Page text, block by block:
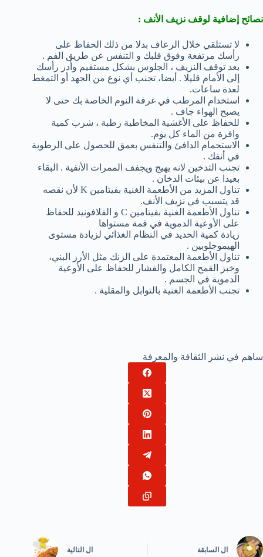
نصائح إضافية لوقف نزيف الأنف :
لا تستلقي خلال الرعاف بدلا من ذلك الحفاظ على
رأسك مرتفعة وفوق قلبك و التنفس عن طريق الفم .
بعد توقف النزيف ، الجلوس بشكل مستقيم وأدر رأسك
إلى الأمام قليلا . أيضا، تجنب أي نوع من الجهد أو التمغط
لعدة ساعات.
استخدام المرطب في غرفة النوم الخاصة بك حتى لا
يصبح الهواء جاف .
للحفاظ على الأغشية المخاطية رطبة ، شرب كمية
وافرة من الماء كل يوم.
الاستحمام الدافئ والتنفس بعمق للحصول على الرطوبة
في أنفك .
تجنب التدخين لانه يهيج ويجفف الممرات الأنفية . البقاء
بعيدا عن بيئات الدخان .
تناول المزيد من الأطعمة الغنية بفيتامين K لأن نقصه
قد يتسبب في نزيف الأنف.
تناول الأطعمة الغنية بفيتامين C و الفلافونيد للحفاظ
على الأوعية الدموية في قمة مستواها
زيادة كمية الحديد في النظام الغذائي لزيادة مستوى
الهيموجلوبين .
تناول الأطعمة المعتمدة على الزنك مثل الأرز البني،
وخبز القمح الكامل والفشار للحفاظ على الأوعية
الدموية في الجسم .
تجنب الأطعمة الغنية بالتوابل والمقلية .
ساهم في نشر الثقافة والمعرفة
ال السابقة ال التالية